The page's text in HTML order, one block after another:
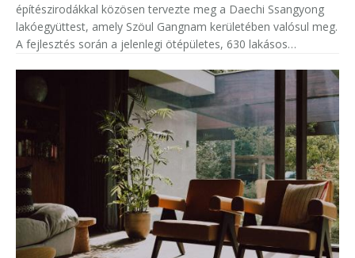
építészirodákkal közösen tervezte meg a Daechi Ssangyong
lakóegyüttest, amely Szöul Gangnam kerületében valósul meg.
A fejlesztés során a jelenlegi ötépületes, 630 lakásos
emeletes to